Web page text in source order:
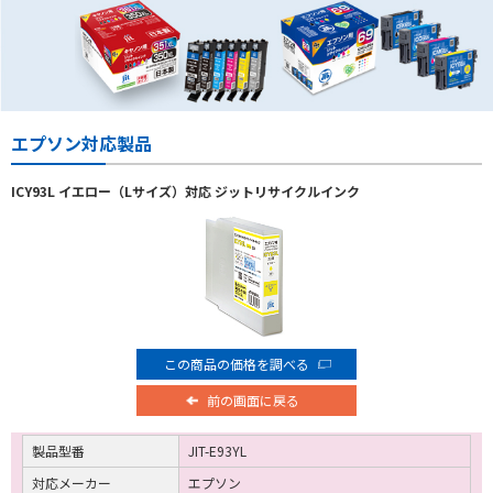
エプソン対応製品
ICY93L イエロー（Lサイズ）対応 ジットリサイクルインク
この商品の価格を調べる
前の画面に戻る
製品型番
JIT-E93YL
対応メーカー
エプソン